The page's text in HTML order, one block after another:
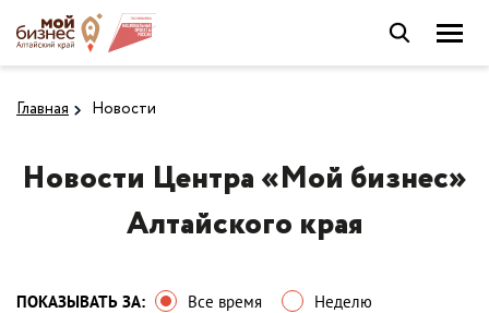
Главная Новости
Новости Центра «Мой бизнес»
Алтайского края
ПОКАЗЫВАТЬ ЗА: Все время Неделю